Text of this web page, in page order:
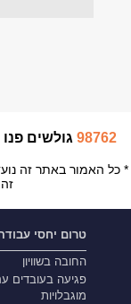
98762 גולשים
* כל האמור באתר זה
טרום יחסי
החובה בשוויון
פגיעה בעובדים
מוגבלויות